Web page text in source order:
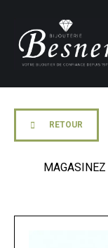
RETOUR
MAGASINEZ